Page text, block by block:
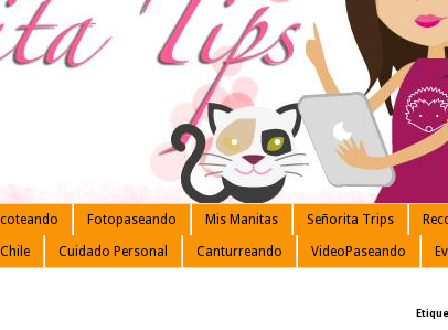
Fotopaseando Mis Manitas Señorita Trips
Cuidado Personal Canturreando VideoPaseando